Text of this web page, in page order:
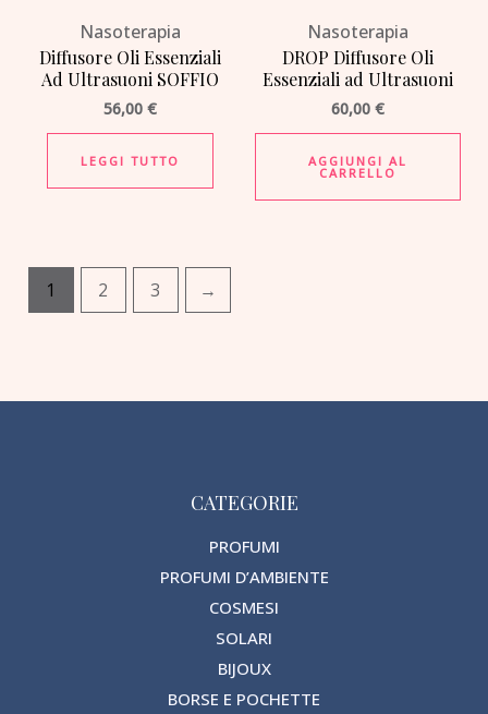
Nasoterapia
Diffusore Oli Essenziali
Ad Ultrasuoni SOFFIO
56,00 €
LEGGI TUTTO
Nasoterapia
DROP Diffusore Oli
Essenziali ad Ultrasuoni
60,00€
AGGIUNGI AL
CARRELLO
1 2 3 →
CATEGORIE
PROFUMI
PROFUMI D’AMBIENTE
COSMESI
SOLARI
BIJOUX
BORSE E POCHETTE